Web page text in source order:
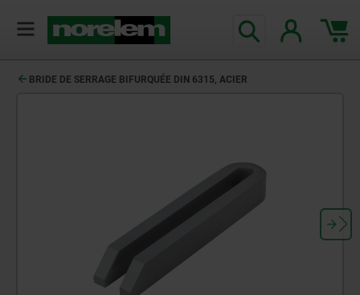
BRIDE DE SERRAGE BIFURQUÉE DIN 6315, ACIER